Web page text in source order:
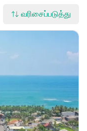
வரிசைப்படுத்து